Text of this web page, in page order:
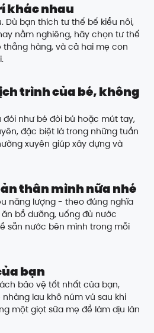
khác nhau
Dù bạn thích tư thế bế kiểu nôi,
nằm nghiêng, hãy chọn tư thế
hàng, và cả hai mẹ con
trình của bé, không
như bé đòi bú hoặc mút tay,
đặc biệt là trong những tuần
xuyên giúp xây dựng và
thân mình nữa nhé
năng lượng - theo đúng nghĩa
bổ dưỡng, uống đủ nước
sẵn nước bên mình trong mỗi
bạn
bảo vệ tốt nhất của bạn,
lau khô núm vú sau khi
một giọt sữa mẹ để làm dịu làn